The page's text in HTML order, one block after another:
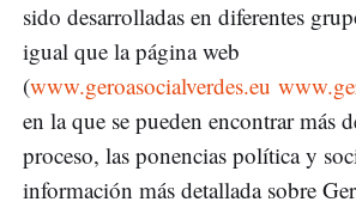
sido desarrolladas en diferentes
igual que la página web
(www.geroasocialverdes.eu
en la que se pueden encontrar más
proceso, las ponencias política y
información más detallada sobre